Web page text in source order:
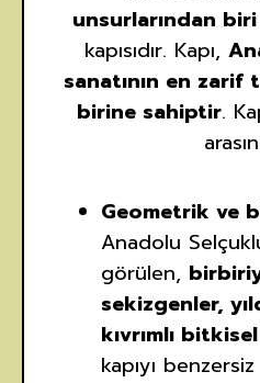
unsurlarından biri
kapısıdır. Kapı,
sanatının en
birine sahiptir.
Geometrik ve
Anadolu
görülen,
sekizgenler,
kıvrımlı
kapıyı benzersiz